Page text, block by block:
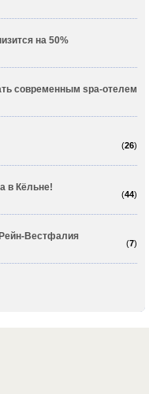
на 50%
современным spa-отелем
(26)
(44)
в Кёльне!
(7)
Вестфалия